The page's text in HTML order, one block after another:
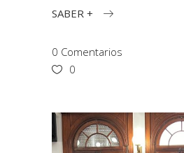
SABER +
0 Comentarios
0